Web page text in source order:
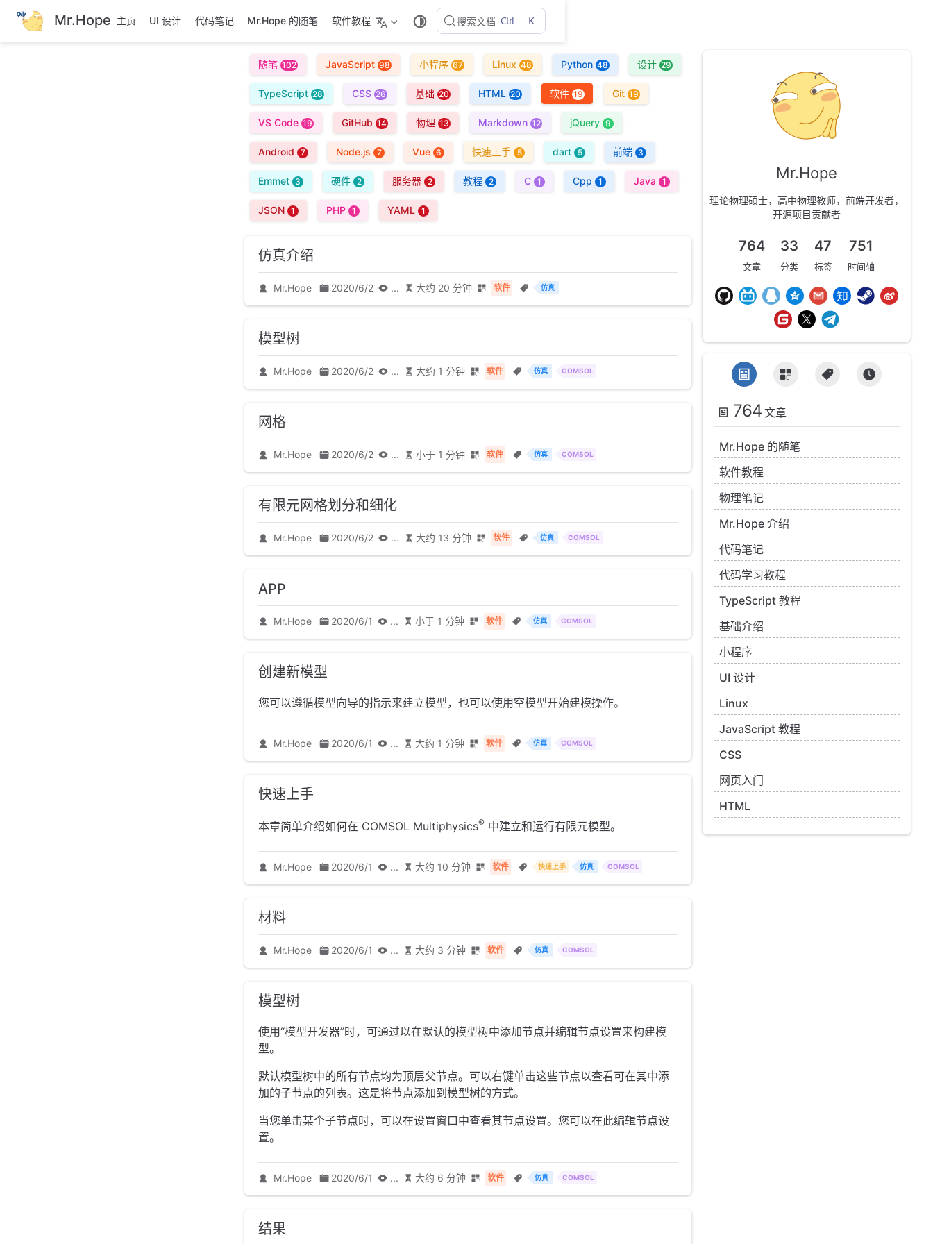
跳
至
主
Mr.Hope 主页 UI 设计 代码笔记 Mr.Hope 的随笔 软件教程 搜索文档 Ctrl K
随笔 102 JavaScript 98 小程序 67 Linux 48 Python 48 设计 29
TypeScript 28 CSS 26 基础 20 HTML 20 软件 19 Git 19
VS Code 19 GitHub 14 物理 13 Markdown 12 jQuery 9
Android 7 Node.js 7 Vue 6 快速上手 5 dart 5 前端 3
Emmet 3 硬件 2 服务器 2 教程 2 C 1 Cpp 1 Java 1
JSON 1 PHP 1 YAML 1
仿真介绍
Mr.Hope 2020/6/2 ... 大约 20 分钟 软件 仿真
模型树
Mr.Hope 2020/6/2 ... 大约 1 分钟 软件 仿真 COMSOL
网格
Mr.Hope 2020/6/2 ... 小于 1 分钟 软件 仿真 COMSOL
有限元网格划分和细化
Mr.Hope 2020/6/2 ... 大约 13 分钟 软件 仿真 COMSOL
APP
Mr.Hope 2020/6/1 ... 小于 1 分钟 软件 仿真 COMSOL
创建新模型
您可以遵循模型向导的指示来建立模型，也可以使用空模型开始建模操作。
Mr.Hope 2020/6/1 ... 大约 1 分钟 软件 仿真 COMSOL
快速上手
本章简单介绍如何在 COMSOL Multiphysics® 中建立和运行有限元模型。
Mr.Hope 2020/6/1 ... 大约 10 分钟 软件 快速上手 仿真 COMSOL
材料
Mr.Hope 2020/6/1 ... 大约 3 分钟 软件 仿真 COMSOL
模型树
使用“模型开发器”时，可通过以在默认的模型树中添加节点并编辑节点设置来构建模
型。
默认模型树中的所有节点均为顶层父节点。可以右键单击这些节点以查看可在其中添
加的子节点的列表。这是将节点添加到模型树的方式。
当您单击某个子节点时，可以在设置窗口中查看其节点设置。您可以在此编辑节点设
置。
Mr.Hope 2020/6/1 ... 大约 6 分钟 软件 仿真 COMSOL
结果
Mr.Hope
理论物理硕士，高中物理教师，前端开发者，
开源项目贡献者
764
文章
33
分类
47
标签
751
时间轴
764 文章
Mr.Hope 的随笔
软件教程
物理笔记
Mr.Hope 介绍
代码笔记
代码学习教程
TypeScript 教程
基础介绍
小程序
UI 设计
Linux
JavaScript 教程
CSS
网页入门
HTML